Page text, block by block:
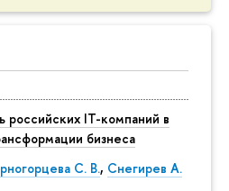
российских IT-компаний в
бизнеса
С. В., Снегирев А.